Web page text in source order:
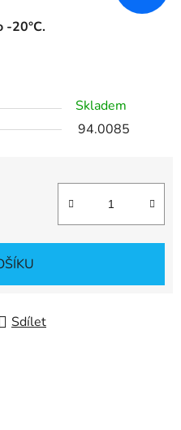
-20°C.
Skladem
94.0085
Sdílet